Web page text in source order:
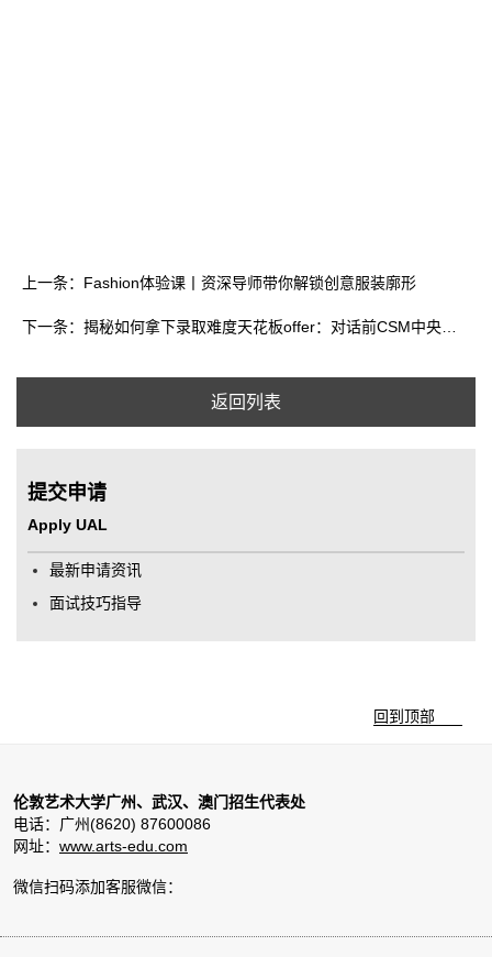
上一条：Fashion体验课丨资深导师带你解锁创意服装廓形
返回列表
提交申请
Apply UAL
最新申请资讯
面试技巧指导
回到顶部
伦敦艺术大学广州、武汉、澳门招生代表处
电话：广州(8620) 87600086
网址： www.arts-edu.com
微信扫码添加客服微信：